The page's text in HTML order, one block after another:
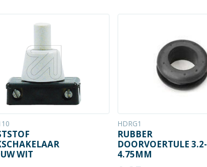
WIT
HDRG1
RUBBER
DOORVOERTULE 3.2-
4.75MM